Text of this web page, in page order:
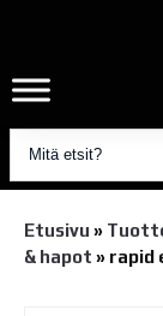
Etusivu »
& hapot » rapid